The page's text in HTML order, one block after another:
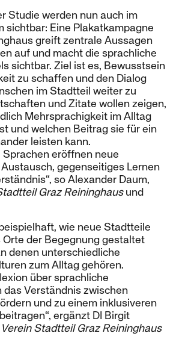
Studie werden nun auch im
sichtbar: Eine Plakatkampagne
greift zentrale Aussagen
auf und macht die sprachliche
sichtbar. Ziel ist es, Bewusstsein
zu schaffen und den Dialog
im Stadtteil weiter zu
und Zitate wollen zeigen,
Mehrsprachigkeit im Alltag
und welchen Beitrag sie für ein
leisten kann.
Sprachen eröffnen neue
gegenseitiges Lernen
so Alexander Daum,
Graz Reininghausund
wie neue Stadtteile
Orte der Begegnung gestaltet
denen unterschiedliche
zum Alltag gehören.
über sprachliche
das Verständnis zwischen
und zu einem inklusiveren
ergänzt DI Birgit
Verein Stadtteil Graz Reininghaus